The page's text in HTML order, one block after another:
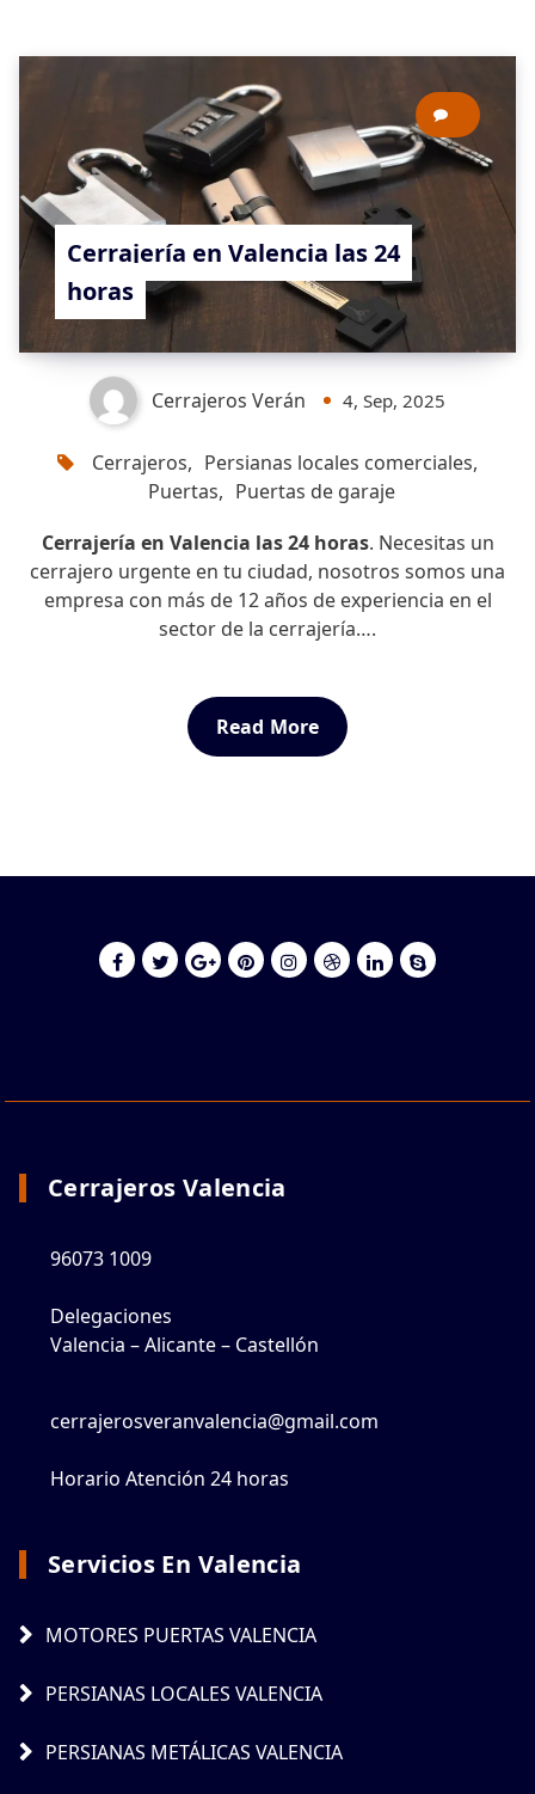
Cerrajería en Valencia las 24
horas
Cerrajeros Verán 4, Sep, 2025
Cerrajeros, Persianas locales comerciales,
Puertas, Puertas de garaje
Cerrajería en Valencia las 24 horas. Necesitas un
cerrajero urgente en tu ciudad, nosotros somos una
empresa con más de 12 años de experiencia en el
sector de la cerrajería….
Read More
Cerrajeros Valencia
96073 1009
Delegaciones
Valencia – Alicante – Castellón
cerrajerosveranvalencia@gmail.com
Horario Atención 24 horas
Servicios En Valencia
MOTORES PUERTAS VALENCIA
PERSIANAS LOCALES VALENCIA
PERSIANAS METÁLICAS VALENCIA